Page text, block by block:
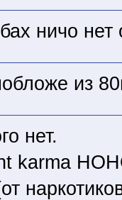
ничо нет
из
нет.
karma